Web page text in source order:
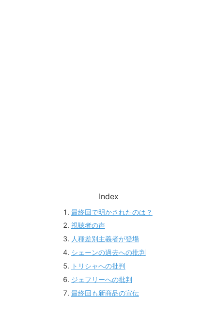
Index
最終回で明かされたのは？
視聴者の声
人種差別主義者が登場
シェーンの過去への批判
トリシャへの批判
ジェフリーへの批判
最終回も新商品の宣伝